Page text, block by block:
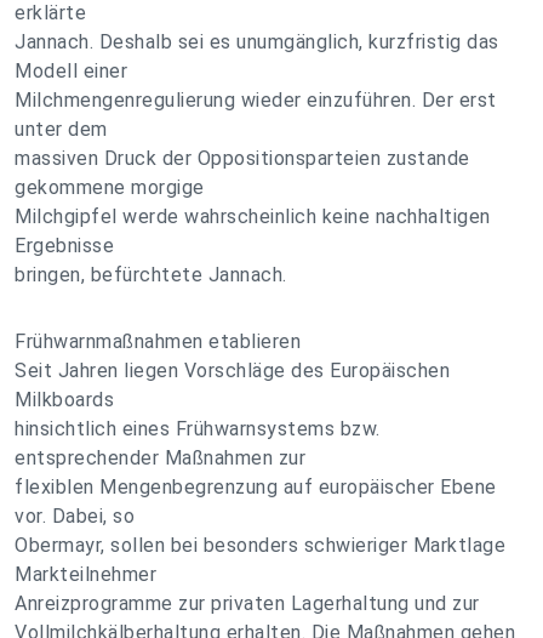
erklärte
Jannach. Deshalb sei es unumgänglich, kurzfristig das
Modell einer
Milchmengenregulierung wieder einzuführen. Der erst
unter dem
massiven Druck der Oppositionsparteien zustande
gekommene morgige
Milchgipfel werde wahrscheinlich keine nachhaltigen
Ergebnisse
bringen, befürchtete Jannach.
Frühwarnmaßnahmen etablieren
Seit Jahren liegen Vorschläge des Europäischen
Milkboards
hinsichtlich eines Frühwarnsystems bzw.
entsprechender Maßnahmen zur
flexiblen Mengenbegrenzung auf europäischer Ebene
vor. Dabei, so
Obermayr, sollen bei besonders schwieriger Marktlage
Markteilnehmer
Anreizprogramme zur privaten Lagerhaltung und zur
Vollmilchkälberhaltung erhalten. Die Maßnahmen gehen